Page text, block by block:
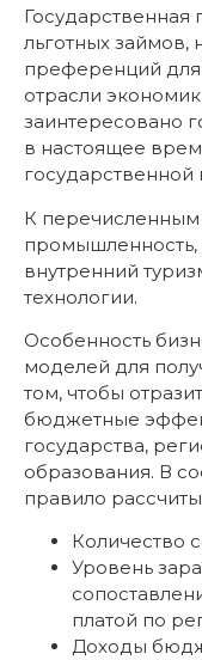
льготных займов,
преференций для
отрасли
заинтересовано
в настоящее
К перечисленным
промышленность,
внутренний
технологии.
Особенность
моделей для
том, чтобы
бюджетные
государства,
образования. В
правило
Количество
Уровень
платой по
Доходы